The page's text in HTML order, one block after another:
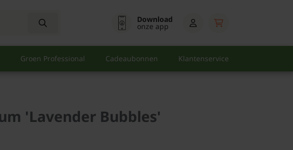
Download
onze app
Groen Professional Cadeaubonnen Klantenservice
'Lavender Bubbles'